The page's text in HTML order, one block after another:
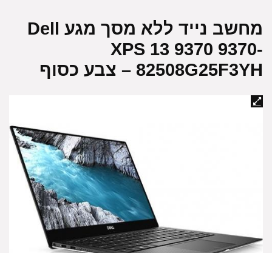
מחשב נייד ללא מסך מגע Dell
XPS 13 9370 9370-
82508G25F3YH – צבע כסוף